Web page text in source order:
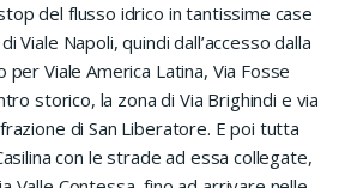
del flusso idrico in tantissime case
Viale Napoli, quindi dall’accesso dalla
per Viale America Latina, Via Fosse
storico, la zona di Via Brighindi e via
di San Liberatore. E poi tutta
con le strade ad essa collegate,